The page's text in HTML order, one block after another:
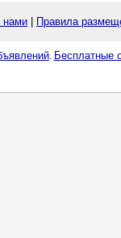
нами Правила
. Бесплатные